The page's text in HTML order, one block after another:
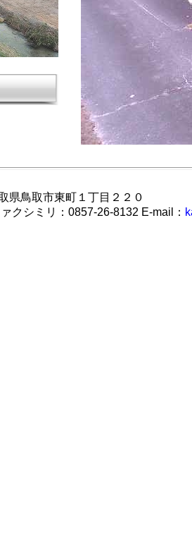
鳥取市東町１丁目２２０
クシミリ：0857-26-8132 E-mail：